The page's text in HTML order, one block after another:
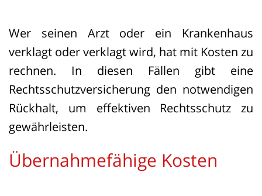
Wer seinen Arzt oder ein Krankenhaus
verklagt oder verklagt wird, hat mit Kosten zu
rechnen. In diesen Fällen gibt eine
Rechtsschutzversicherung den notwendigen
Rückhalt, um effektiven Rechtsschutz zu
gewährleisten.
Übernahmefähige Kosten